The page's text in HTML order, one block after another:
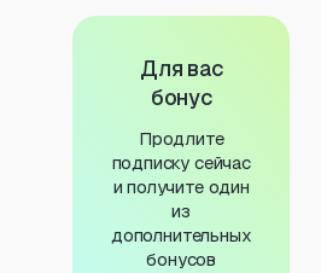
Для вас
бонус
Продлите
подписку сейчас
и получите один
из
дополнительных
бонусов